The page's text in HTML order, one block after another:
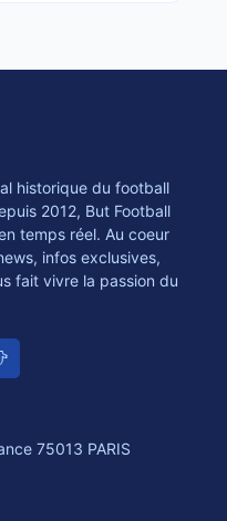
historique du football
2012, But Football
temps réel. Au coeur
infos exclusives,
fait vivre la passion du
75013 PARIS